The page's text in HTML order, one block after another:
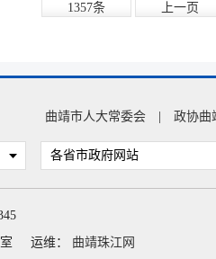
1357条 上一页
曲靖市人大常委会 政协曲
各省市政府网站
运维： 曲靖珠江网